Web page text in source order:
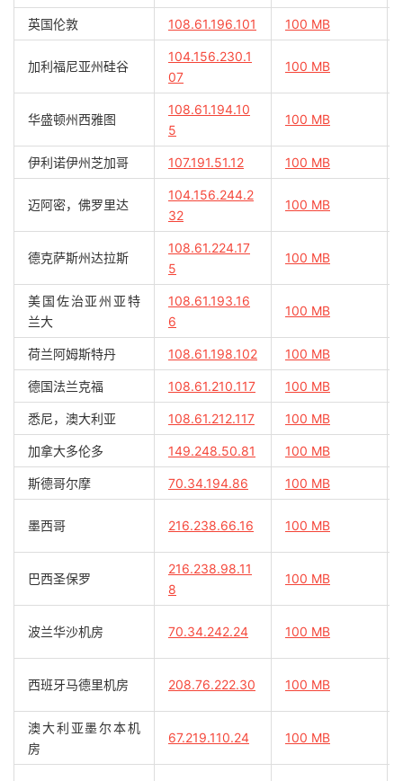
英国伦敦 108.61.196.101 100 MB
加利福尼亚州硅谷
104.156.230.1
07
100 MB
华盛顿州西雅图
108.61.194.10
5
100 MB
伊利诺伊州芝加哥 107.191.51.12 100 MB
迈阿密，佛罗里达
104.156.244.2
32
100 MB
德克萨斯州达拉斯
108.61.224.17
5
100 MB
美国佐治亚州亚特
兰大
108.61.193.16
6
100 MB
荷兰阿姆斯特丹 108.61.198.102 100 MB
德国法兰克福 108.61.210.117 100 MB
悉尼，澳大利亚 108.61.212.117 100 MB
加拿大多伦多 149.248.50.81 100 MB
斯德哥尔摩 70.34.194.86 100 MB
墨西哥 216.238.66.16 100 MB
巴西圣保罗
216.238.98.11
8
100 MB
波兰华沙机房 70.34.242.24 100 MB
西班牙马德里机房 208.76.222.30 100 MB
澳大利亚墨尔本机
房
67.219.110.24 100 MB